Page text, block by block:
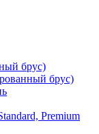
брус)
брус)
Premium